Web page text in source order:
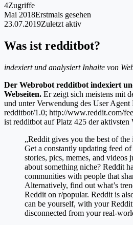
4Zugriffe
Mai 2018Erstmals gesehen
23.07.2019Zuletzt aktiv
Was ist redditbot?
indexiert und analysiert Inhalte von
Der Webrobot redditbot indexiert
Webseiten. Er zeigt sich meistens mit
und unter Verwendung des User
redditbot/1.0; http://www.reddit.com/
ist redditbot auf Platz 425 der aktivsten
„Reddit gives you the best of the
Get a constantly updating feed
stories, pics, memes, and videos
about something niche? Reddit
communities with people that
Alternatively, find out what’s
Reddit on r/popular. Reddit is
can be yourself, with your
disconnected from your real-